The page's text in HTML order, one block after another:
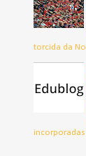
torcida da
incorporadas